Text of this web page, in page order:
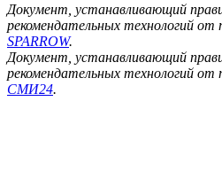
Документ, устанавливающий
рекомендательных технологий
SPARROW.
Документ, устанавливающий
рекомендательных технологий
СМИ24.